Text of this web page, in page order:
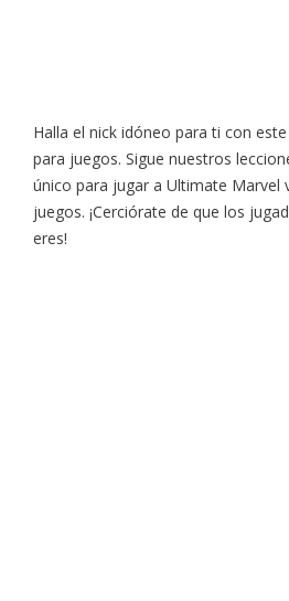
Halla el nick idóneo para ti con
para juegos. Sigue nuestros
único para jugar a Ultimate Marvel
juegos. ¡Cerciórate de que los
eres!